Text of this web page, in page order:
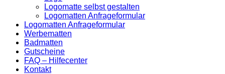
Logomatte selbst gestalten
Logomatten Anfrageformular
Logomatten Anfrageformular
Werbematten
Badmatten
Gutscheine
FAQ – Hilfecenter
Kontakt